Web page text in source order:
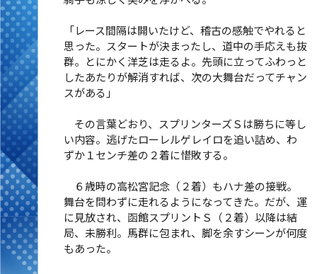
「レース間隔は開いたけど、稽古の感触でやれると
思った。スタートが決まったし、道中の手応えも抜
群。とにかく洋芝は走るよ。先頭に立ってふわっと
したあたりが解消すれば、次の大舞台だってチャン
スがある」
その言葉どおり、スプリンターズＳは勝ちに等し
い内容。逃げたローレルゲレイロを追い詰め、わ
ずか１センチ差の２着に惜敗する。
６歳時の高松宮記念（２着）もハナ差の接戦。
舞台を問わずに走れるようになってきた。だが、運
に見放され、函館スプリントＳ（２着）以降は結
局、未勝利。馬群に包まれ、脚を余すシーンが何度
もあった。